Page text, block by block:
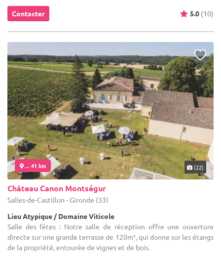
Contacter 5.0 (10)
... 41 km (22)
Château Canon Montségur
Salles-de-Castillon - Gironde (33)
Lieu Atypique / Domaine Viticole
Salle des fêtes : Notre salle de réception offre une ouverture
directe sur une grande terrasse de 120m², qui donne sur les étangs
de la propriété, entourée de vignes et de bois.